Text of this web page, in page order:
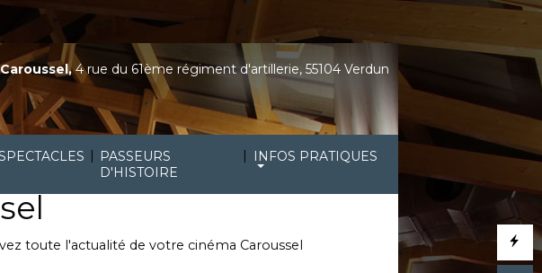
| PASSEURS
D'HISTOIRE
| INFOS PRATIQUES
4 rue du 61ème régiment d'artillerie, 55104 Verdun
toute l'actualité de votre cinéma Caroussel